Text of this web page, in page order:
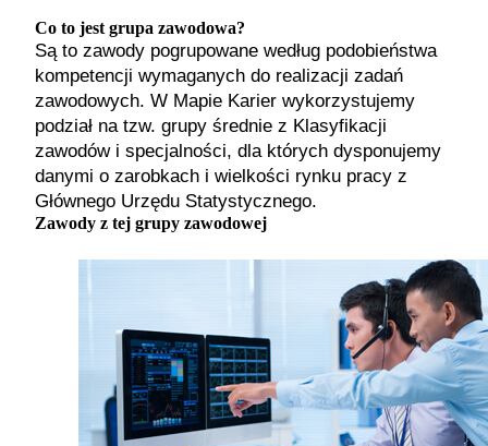
Co to jest grupa zawodowa?
Są to zawody pogrupowane według podobieństwa
kompetencji wymaganych do realizacji zadań
zawodowych. W Mapie Karier wykorzystujemy
podział na tzw. grupy średnie z Klasyfikacji
zawodów i specjalności, dla których dysponujemy
danymi o zarobkach i wielkości rynku pracy z
Głównego Urzędu Statystycznego.
Zawody z tej grupy zawodowej